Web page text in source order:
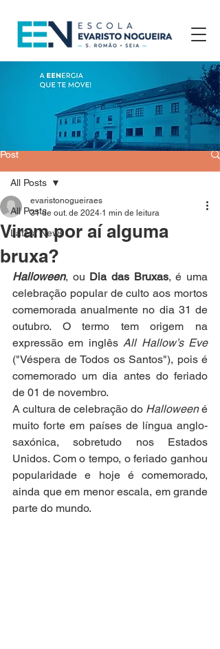
Post
All Posts
Latest News
All Posts
Viram por aí alguma
bruxa?
evaristonogueiraes
31 de out. de 2024 1 min de leitura
Halloween, ou Dia das Bruxas, é uma
celebração popular de culto aos mortos
comemorada anualmente no dia 31 de
outubro. O termo tem origem na
expressão em inglês All Hallow’s Eve
("Véspera de Todos os Santos"), pois é
comemorado um dia antes do feriado
de 01 de novembro.
A cultura de celebração do Halloween é
muito forte em países de língua anglo-
saxónica, sobretudo nos Estados
Unidos. Com o tempo, o feriado ganhou
popularidade e hoje é comemorado,
ainda que em menor escala, em grande
parte do mundo.